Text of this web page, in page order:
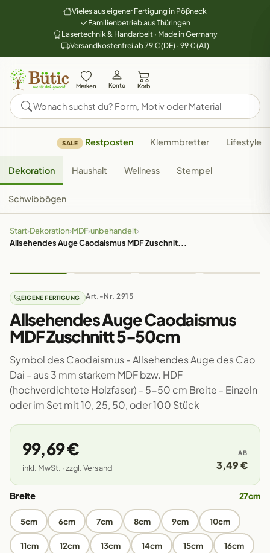
Vieles aus eigener Fertigung in Pößneck
Familienbetrieb aus Thüringen
Lasertechnik & Handarbeit · Made in Germany
Versandkostenfrei ab 79 € (DE) · 99 € (AT)
Merken Konto Korb
SALE Restposten Klemmbretter Lifestyle
Dekoration Haushalt Wellness Stempel
Schwibbögen
Start›Dekoration›MDF›unbehandelt›
Allsehendes Auge Caodaismus MDF Zuschnit...
EIGENE FERTIGUNG Art.-Nr. 2915
Allsehendes Auge Caodaismus
MDF Zuschnitt 5-50cm
Symbol des Caodaismus - Allsehendes Auge des Cao
Dai - aus 3 mm starkem MDF bzw. HDF
(hochverdichtete Holzfaser) - 5-50 cm Breite - Einzeln
oder im Set mit 10, 25, 50, oder 100 Stück
99,69 €
inkl. MwSt. · zzgl. Versand
AB
3,49 €
Breite 27cm
5cm 6cm 7cm 8cm 9cm 10cm
11cm 12cm 13cm 14cm 15cm 16cm